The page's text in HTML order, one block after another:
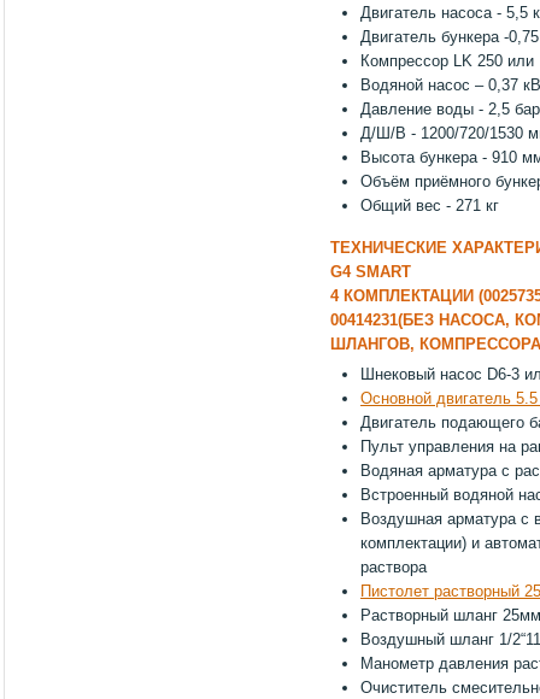
Двигатель насоса - 5,5
Двигатель бункера -
Компрессор LK 250
Водяной насос – 0,37
Давление воды - 2,5 бар
Д/Ш/В - 1200/720/1530
Высота бункера - 910
Объём приёмного
Общий вес - 271 кг
ТЕХНИЧЕСКИЕ
G4 SMART
4 КОМПЛЕКТАЦИИ
00414231(БЕЗ НАСОСА,
ШЛАНГОВ,
Шнековый насос D6-3
Основной двигатель
Двигатель подающего
Пульт управления на
Водяная арматура с
Встроенный водяной
Воздушная арматура с
комплектации) и
раствора
Пистолет растворный
Растворный шланг
Воздушный шланг 1/
Манометр давления
Очиститель